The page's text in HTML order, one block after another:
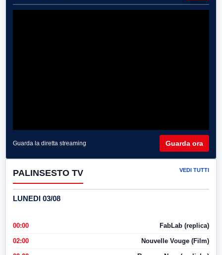
Guarda la diretta streaming Guarda ora
PALINSESTO TV VEDI TUTTI
LUNEDI 03/08
00:00 FabLab (replica)
02:00 Nouvelle Vouge (Film)